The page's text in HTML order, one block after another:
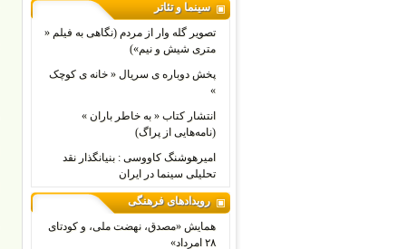
سینما و تئاتر
تصویر گله وار از مردم (نگاهی به فیلم «
متری شیش و نیم»)
پخش دوباره ی سریال « خانه ی کوچک
»
انتشار کتاب « به خاطر باران »
(نامه‌هایی از پراگ)
امیرهوشنگ کاووسی : بنیانگذار نقد
تحلیلی سینما در ایران
رویدادهای فرهنگی
همایش «مصدق، نهضت ملی، و کودتای
۲۸ امرداد»